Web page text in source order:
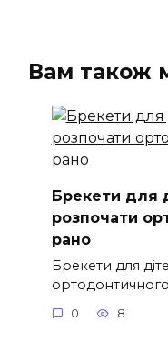
Вам також
Брекети для
розпочати
рано
Брекети для
ортодонтичного
0 8